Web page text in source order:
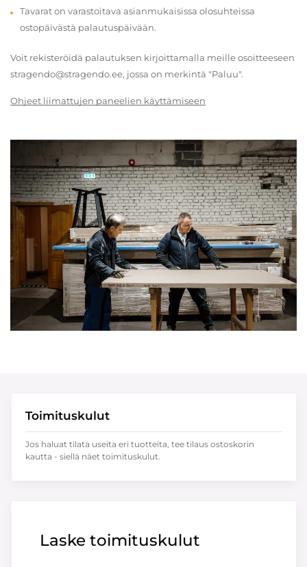
Tavarat on varastoitava asianmukaisissa olosuhteissa
ostopäivästä palautuspäivään.
Voit rekisteröidä palautuksen kirjoittamalla meille osoitteeseen
stragendo@stragendo.ee, jossa on merkintä "Paluu".
Ohjeet liimattujen paneelien käyttämiseen
Laske toimituskulut
Toimituskulut
Jos haluat tilata useita eri tuotteita, tee tilaus ostoskorin
kautta - siellä näet toimituskulut.